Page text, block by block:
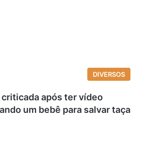
DIVERSOS
após ter vídeo
um bebê para salvar taça